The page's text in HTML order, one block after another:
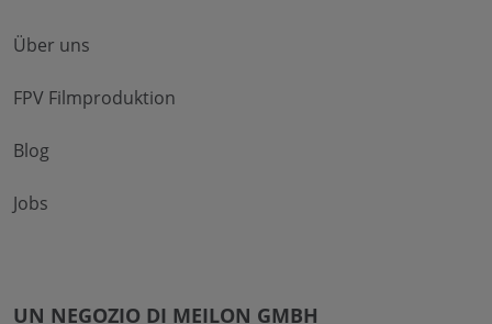
Über uns
FPV Filmproduktion
Blog
Jobs
UN NEGOZIO DI MEILON GMBH